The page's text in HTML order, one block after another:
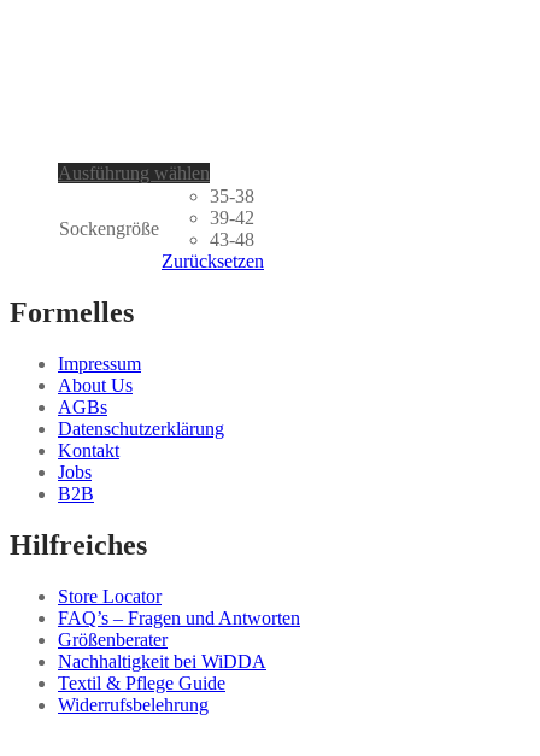
Ausführung wählen
Produkt
weist
mehrere
Varianten
gewählt
Sockengröße
35-38
39-42
43-48
Zurücksetzen
Formelles
Impressum
About Us
AGBs
Datenschutzerklärung
Kontakt
Jobs
B2B
Hilfreiches
Store Locator
FAQ’s – Fragen und Antworten
Größenberater
Nachhaltigkeit bei WiDDA
Textil & Pflege Guide
Widerrufsbelehrung